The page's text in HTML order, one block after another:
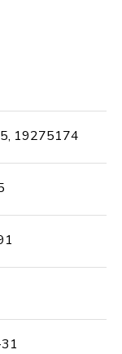
19275174